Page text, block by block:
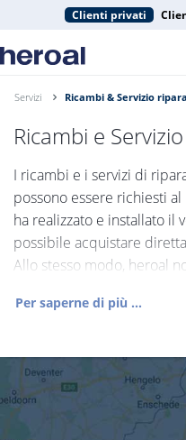
Clienti privati
Servizi Ricambi & Servizio
Ricambi e
I ricambi e i servizi di
possono essere richiesti
ha realizzato e installato il
possibile acquistare
Allo stesso modo, heroal
Per saperne di più ...